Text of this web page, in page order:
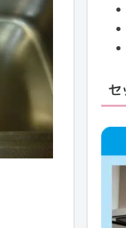
セ